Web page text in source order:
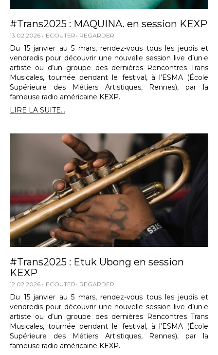
#Trans2025 : MAQUINA. en session KEXP
13.02.2026 ECOUTER REGARDER
Du 15 janvier au 5 mars, rendez-vous tous les jeudis et
vendredis pour découvrir une nouvelle session live d’un·e
artiste ou d’un groupe des dernières Rencontres Trans
Musicales, tournée pendant le festival, à l’ESMA (École
Supérieure des Métiers Artistiques, Rennes), par la
fameuse radio américaine KEXP.
LIRE LA SUITE...
#Trans2025 : Etuk Ubong en session
KEXP
12.02.2026 ECOUTER REGARDER
Du 15 janvier au 5 mars, rendez-vous tous les jeudis et
vendredis pour découvrir une nouvelle session live d’un·e
artiste ou d’un groupe des dernières Rencontres Trans
Musicales, tournée pendant le festival, à l’ESMA (École
Supérieure des Métiers Artistiques, Rennes), par la
fameuse radio américaine KEXP.